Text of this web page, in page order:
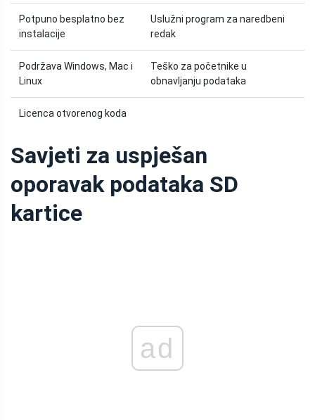
Potpuno besplatno bez
instalacije
Uslužni program za naredbeni
redak
Podržava Windows, Mac i
Linux
Teško za početnike u
obnavljanju podataka
Licenca otvorenog koda
Savjeti za uspješan
oporavak podataka SD
kartice
ad